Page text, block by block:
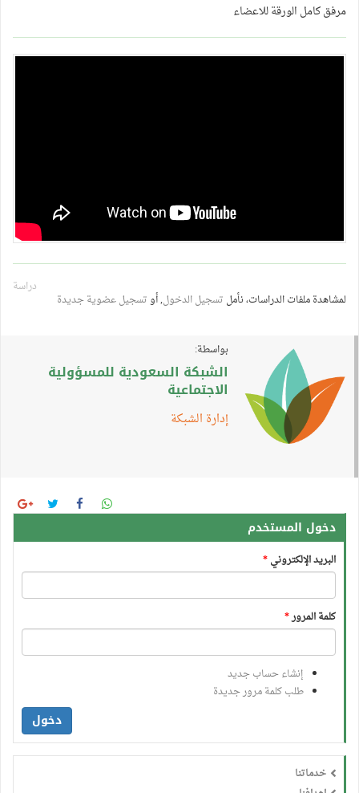
مرفق كامل الورقة للاعضاء
دراسة
لمشاهدة ملفات الدراسات، نأمل تسجيل الدخول, أوتسجيل عضوية جديدة
بواسطة:
الشبكة السعودية للمسؤولية
الاجتماعية
إدارة الشبكة
دخول المستخدم
البريد الإلكتروني*
كلمة المرور*
إنشاء حساب جديد
طلب كلمة مرور جديدة
دخول
خدماتنا